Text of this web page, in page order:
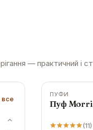
— практичний і
все
-15%
ПУФИ
Пуф
(11)